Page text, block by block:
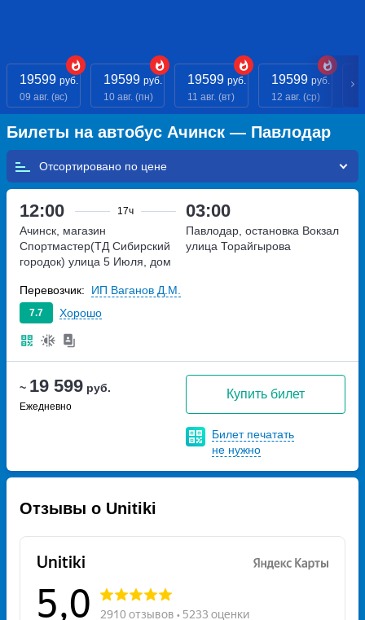
19599 руб.
09 авг. (вс)
19599 руб.
10 авг. (пн)
19599 руб.
11 авг. (вт)
19599 руб.
12 авг. (ср)
Билеты на автобус Ачинск — Павлодар
Отсортировано по
12:00 17ч 03:00
~ 19 599 руб.
Ежедневно
Купить билет
Билет печатать
не нужно
Ачинск, магазин
Спортмастер(ТД Сибирский
городок) улица 5 Июля, дом
Павлодар, остановка Вокзал
улица Торайгырова
7.7 Хорошо
Перевозчик: ИП Ваганов Д.М.
Отзывы о Unitiki